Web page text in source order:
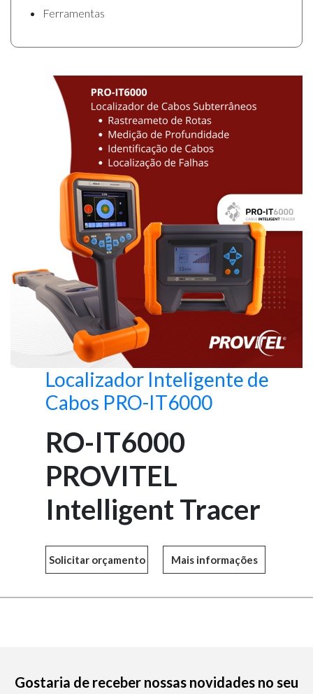
Ferramentas
Localizador Inteligente de
Cabos PRO-IT6000
RO-IT6000
PROVITEL
Intelligent Tracer
Mais informações
Gostaria de receber nossas novidades no seu